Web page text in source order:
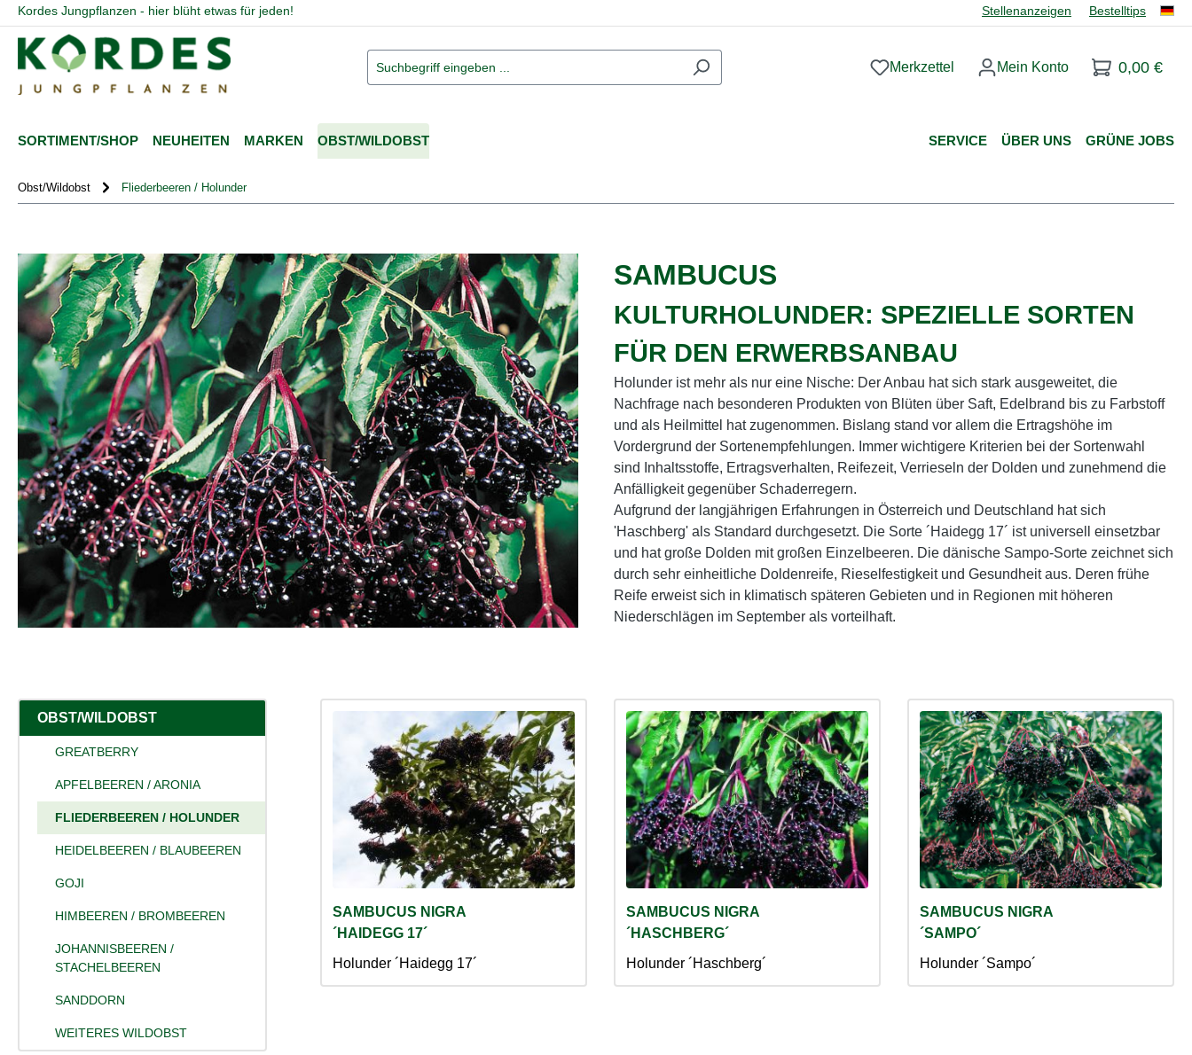
Zur Hauptnavigation springen
Kordes Jungpflanzen - hier blüht etwas für jeden! Stellenanzeigen Bestelltips
Du hast 0 Produkte auf dem Merkzettel
Merkzettel Mein Konto 0,00 €
SORTIMENT/SHOP NEUHEITEN MARKEN OBST/WILDOBST SERVICE ÜBER UNS GRÜNE JOBS
Obst/Wildobst Fliederbeeren / Holunder
SAMBUCUS
KULTURHOLUNDER: SPEZIELLE SORTEN
FÜR DEN ERWERBSANBAU
Holunder ist mehr als nur eine Nische: Der Anbau hat sich stark ausgeweitet, die
Nachfrage nach besonderen Produkten von Blüten über Saft, Edelbrand bis zu Farbstoff
und als Heilmittel hat zugenommen. Bislang stand vor allem die Ertragshöhe im
Vordergrund der Sortenempfehlungen. Immer wichtigere Kriterien bei der Sortenwahl
sind Inhaltsstoffe, Ertragsverhalten, Reifezeit, Verrieseln der Dolden und zunehmend die
Anfälligkeit gegenüber Schaderregern.
Aufgrund der langjährigen Erfahrungen in Österreich und Deutschland hat sich
'Haschberg' als Standard durchgesetzt. Die Sorte ´Haidegg 17´ ist universell einsetzbar
und hat große Dolden mit großen Einzelbeeren. Die dänische Sampo-Sorte zeichnet sich
durch sehr einheitliche Doldenreife, Rieselfestigkeit und Gesundheit aus. Deren frühe
Reife erweist sich in klimatisch späteren Gebieten und in Regionen mit höheren
Niederschlägen im September als vorteilhaft.
OBST/WILDOBST
GREATBERRY
APFELBEEREN / ARONIA
FLIEDERBEEREN / HOLUNDER
HEIDELBEEREN / BLAUBEEREN
GOJI
HIMBEEREN / BROMBEEREN
JOHANNISBEEREN /
STACHELBEEREN
SANDDORN
WEITERES WILDOBST
SAMBUCUS NIGRA
´HAIDEGG 17´
Holunder ´Haidegg 17´
SAMBUCUS NIGRA
´HASCHBERG´
Holunder ´Haschberg´
SAMBUCUS NIGRA
´SAMPO´
Holunder ´Sampo´